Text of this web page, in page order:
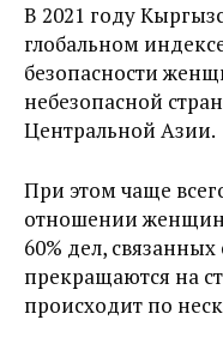
В 2021 году
глобальном
безопасности
небезопасной
Центральной Азии.
При этом чаще
отношении женщин
60% дел,
прекращаются на
происходит по